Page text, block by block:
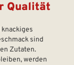
Qualität
sind
Zutaten.
werden